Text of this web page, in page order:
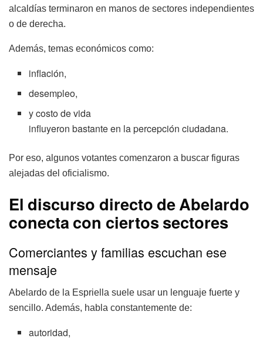
alcaldías terminaron en manos de sectores independientes
o de derecha.
Además, temas económicos como:
inflación,
desempleo,
y costo de vida
influyeron bastante en la percepción ciudadana.
Por eso, algunos votantes comenzaron a buscar figuras
alejadas del oficialismo.
El discurso directo de Abelardo
conecta con ciertos sectores
Comerciantes y familias escuchan ese
mensaje
Abelardo de la Espriella suele usar un lenguaje fuerte y
sencillo. Además, habla constantemente de:
autoridad,